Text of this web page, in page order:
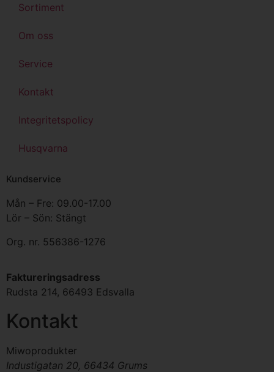
Sortiment
Om oss
Service
Kontakt
Integritetspolicy
Husqvarna
Kundservice
Mån – Fre: 09.00-17.00
Lör – Sön: Stängt
Org. nr. 556386-1276
Faktureringsadress
Rudsta 214, 66493 Edsvalla
Kontakt
Miwoprodukter
Industigatan 20, 66434 Grums